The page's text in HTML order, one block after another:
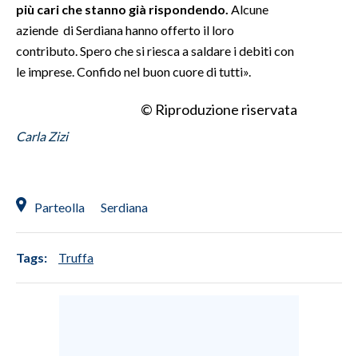
più cari che stanno già rispondendo. Alcune
aziende di Serdiana hanno offerto il loro
contributo. Spero che si riesca a saldare i debiti con
le imprese. Confido nel buon cuore di tutti».
© Riproduzione riservata
Carla Zizi
Parteolla Serdiana
Tags: Truffa